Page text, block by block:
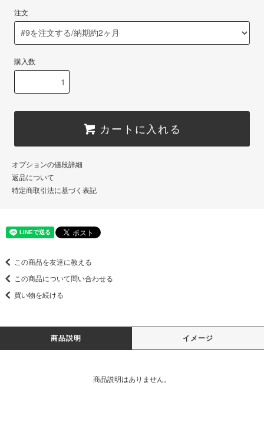
注文
購入数
カートに入れる
オプションの値段詳細
返品について
特定商取引法に基づく表記
この商品を友達に教える
この商品について問い合わせる
買い物を続ける
商品説明 イメージ
商品説明はありません。